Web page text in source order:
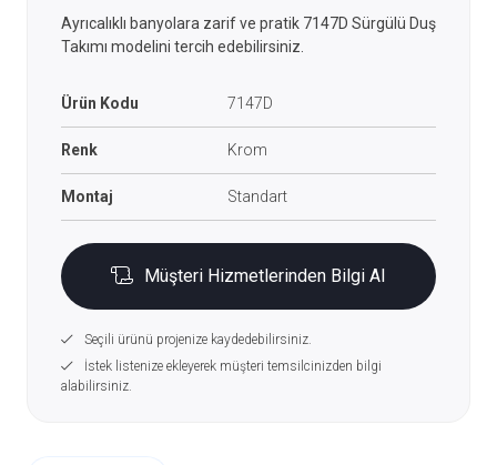
Ayrıcalıklı banyolara zarif ve pratik 7147D Sürgülü Duş
Takımı modelini tercih edebilirsiniz.
Ürün Kodu 7147D
Renk Krom
Montaj Standart
Müşteri Hizmetlerinden Bilgi Al
Seçili ürünü projenize kaydedebilirsiniz.
İstek listenize ekleyerek müşteri temsilcinizden bilgi
alabilirsiniz.